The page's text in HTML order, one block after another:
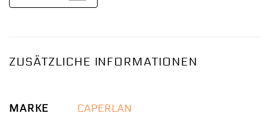
ZUSÄTZLICHE INFORMATIONEN
MARKE CAPERLAN